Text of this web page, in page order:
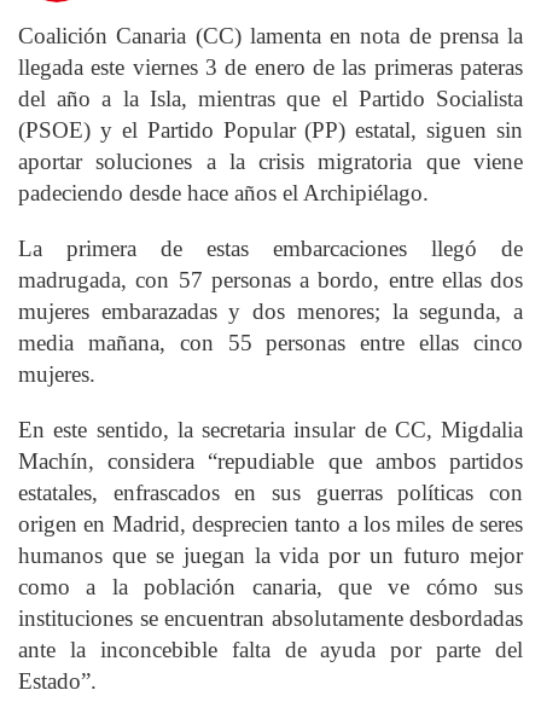
Coalición Canaria (CC) lamenta en nota de prensa la
llegada este viernes 3 de enero de las primeras pateras
del año a la Isla, mientras que el Partido Socialista
(PSOE) y el Partido Popular (PP) estatal, siguen sin
aportar soluciones a la crisis migratoria que viene
padeciendo desde hace años el Archipiélago.
La primera de estas embarcaciones llegó de
madrugada, con 57 personas a bordo, entre ellas dos
mujeres embarazadas y dos menores; la segunda, a
media mañana, con 55 personas entre ellas cinco
mujeres.
En este sentido, la secretaria insular de CC, Migdalia
Machín, considera “repudiable que ambos partidos
estatales, enfrascados en sus guerras políticas con
origen en Madrid, desprecien tanto a los miles de seres
humanos que se juegan la vida por un futuro mejor
como a la población canaria, que ve cómo sus
instituciones se encuentran absolutamente desbordadas
ante la inconcebible falta de ayuda por parte del
Estado”.